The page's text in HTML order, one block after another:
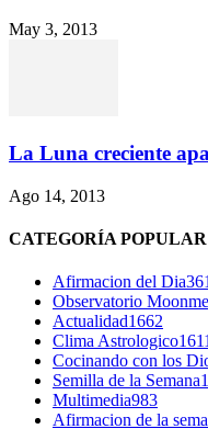
May 3, 2013
La Luna creciente
Ago 14, 2013
CATEGORÍA POPULAR
Afirmacion del Dia
Observatorio
Actualidad1662
Clima Astrologico1611
Cocinando con los
Semilla de la Semana
Multimedia983
Afirmacion de la